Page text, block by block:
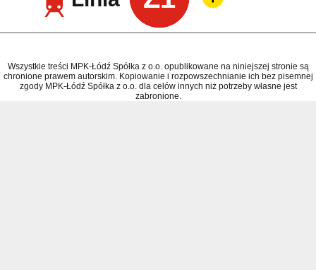
Wszystkie treści MPK-Łódź Spółka z o.o. opublikowane na niniejszej stronie są
chronione prawem autorskim. Kopiowanie i rozpowszechnianie ich bez pisemnej
zgody MPK-Łódź Spółka z o.o. dla celów innych niż potrzeby własne jest
zabronione.